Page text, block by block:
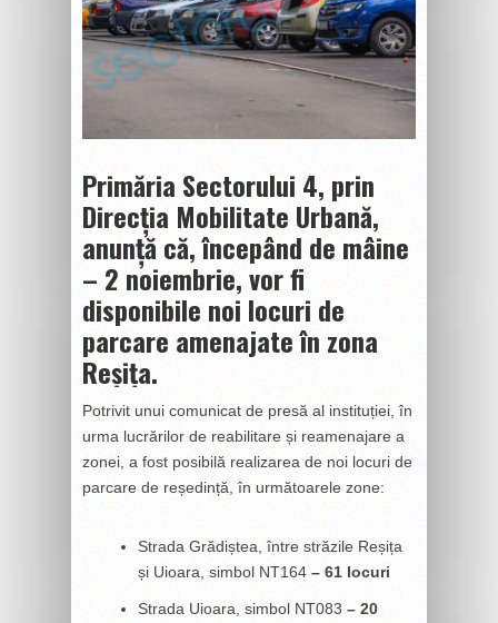
Primăria Sectorului 4, prin
Direcția Mobilitate Urbană,
anunță că, începând de mâine
– 2 noiembrie, vor fi
disponibile noi locuri de
parcare amenajate în zona
Reșița.
Potrivit unui comunicat de presă al instituției, în
urma lucrărilor de reabilitare și reamenajare a
zonei, a fost posibilă realizarea de noi locuri de
parcare de reședință, în următoarele zone:
Strada Grădiștea, între străzile Reșița
și Uioara, simbol NT164 – 61 locuri
Strada Uioara, simbol NT083 – 20